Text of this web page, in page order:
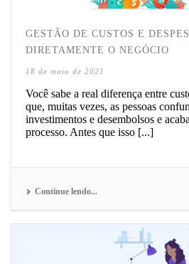
GESTÃO DE CUSTOS E
DIRETAMENTE O NEGÓCIO
18 de maio de 2021
Você sabe a real diferença entre
que, muitas vezes, as pessoas
investimentos e desembolsos e
processo. Antes que isso [...]
Continue lendo...